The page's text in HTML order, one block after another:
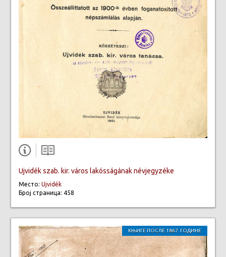
Ujvidék szab. kir. város lakósságának névjegyzéke
Место: Ujvidék
Број страница: 458
КЊИГЕ ПОСЛЕ 1867. ГОДИНЕ